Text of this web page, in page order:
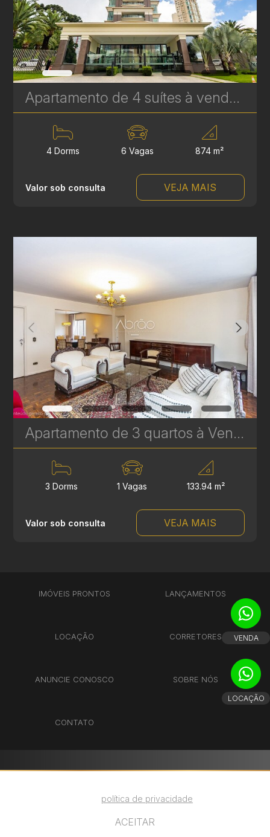
Apartamento de 4 suítes à venda no Palazzo Lumini, Ecoville - 874 m² | Ref. 1767
4 Dorms 6 Vagas 874 m²
Valor sob consulta VEJA MAIS
Apartamento de 3 quartos à Venda no Água Verde - Edifício Anaterra - 133 m² | Ref. 1836
3 Dorms 1 Vagas 133.94 m²
Valor sob consulta VEJA MAIS
IMÓVEIS PRONTOS LANÇAMENTOS
LOCAÇÃO CORRETORES
ANUNCIE CONOSCO SOBRE NÓS
CONTATO
política de privacidade
ACEITAR
VENDA
LOCAÇÃO